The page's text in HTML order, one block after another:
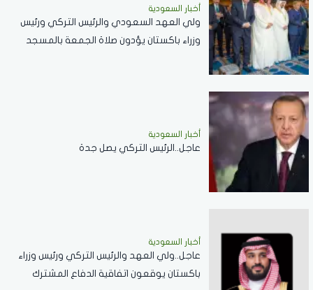
أخبار السعودية
ولي العهد السعودي والرئيس التركي ورئيس
وزراء باكستان يؤدون صلاة الجمعة بالمسجد
أخبار السعودية
عاجل..الرئيس التركي يصل جدة
أخبار السعودية
عاجل..ولي العهد والرئيس التركي ورئيس وزراء
باكستان يوقعون اتفاقية الدفاع المشترك